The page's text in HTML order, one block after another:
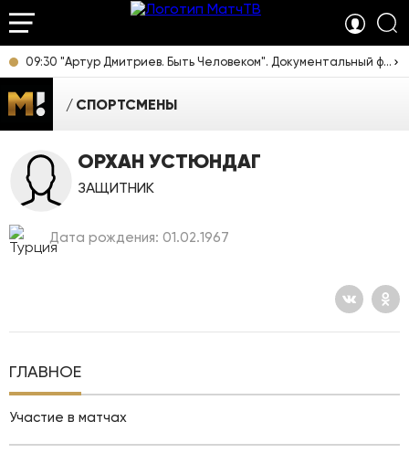
09:30 "Артур Дмитриев. Быть Человеком". Документальный фильм [12+]
СПОРТСМЕНЫ
ОРХАН УСТЮНДАГ
ЗАЩИТНИК
Дата рождения: 01.02.1967
ГЛАВНОЕ
Участие в матчах